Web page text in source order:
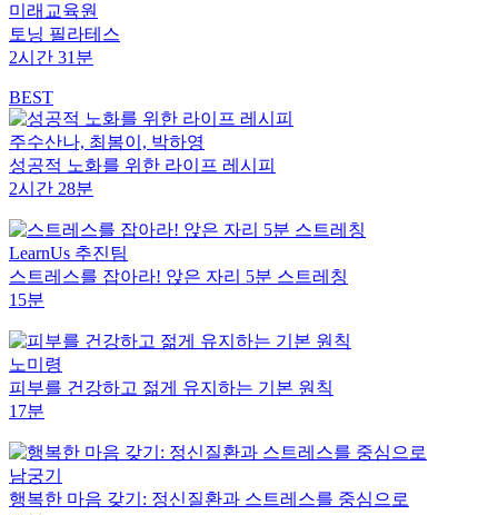
미래교육원
토닝 필라테스
2시간 31분
BEST
주수산나, 최봄이, 박하영
성공적 노화를 위한 라이프 레시피
2시간 28분
LearnUs 추진팀
스트레스를 잡아라! 앉은 자리 5분 스트레칭
15분
노미령
피부를 건강하고 젊게 유지하는 기본 원칙
17분
남궁기
행복한 마음 갖기: 정신질환과 스트레스를 중심으로